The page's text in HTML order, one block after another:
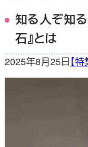
知る人ぞ知
石』とは
2025年8月25日【